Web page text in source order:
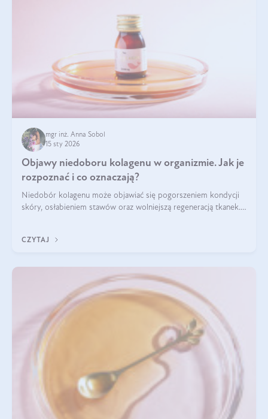
mgr inż. Anna Sobol
15 sty 2026
Objawy niedoboru kolagenu w organizmie. Jak je
rozpoznać i co oznaczają?
Niedobór kolagenu może objawiać się pogorszeniem kondycji
skóry, osłabieniem stawów oraz wolniejszą regeneracją tkanek.
osłabienie włosów.
CZYTAJ